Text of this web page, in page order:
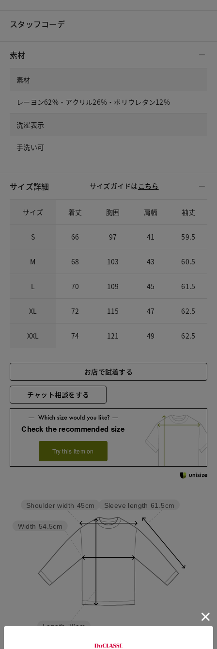
スタッフコーデ
素材
素材
レーヨン62%・アクリル26%・ポリウレタン12%
洗濯表示
手洗い可
サイズ詳細 サイズガイドは こちら
サイズ 着丈 胸囲 肩幅 袖丈
S 66 97 41 59.5
M 68 103 43 60.5
L 70 109 45 61.5
XL 72 115 47 62.5
XXL 74 121 49 62.5
お店で試着する
チャット相談をする
Check the recommended size
Try this item on
Sleeve length 61.5cm
Length 70cm
Width 54.5cm
Shoulder width 45cm